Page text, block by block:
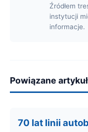
Źródłem
instytucji
informacje.
Powiązane
70 lat linii